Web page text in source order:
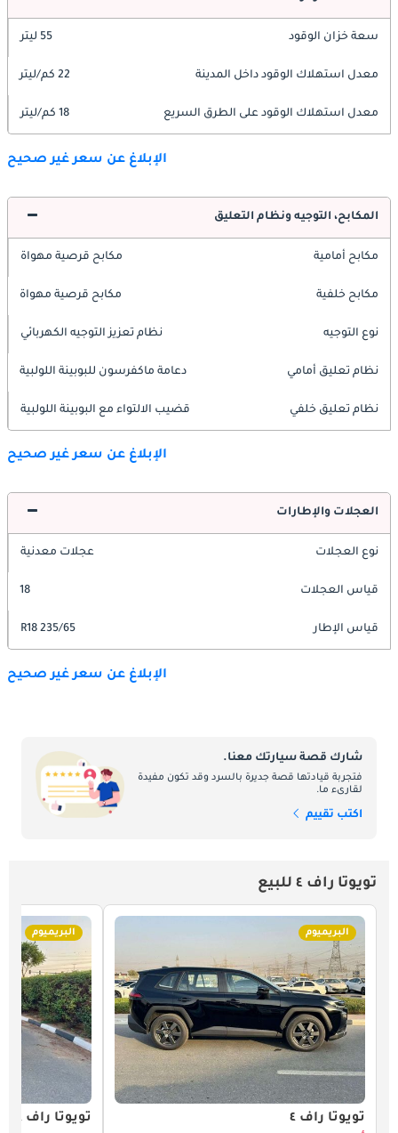
سعة خزان الوقود 55 ليتر
معدل استهلاك الوقود داخل المدينة 22 كم/ليتر
معدل استهلاك الوقود على الطرق السريع 18 كم/ليتر
الإبلاغ عن سعر غير صحيح
المكابح، التوجيه ونظام التعليق
مكابح أمامية مكابح قرصية مهواة
مكابح خلفية مكابح قرصية مهواة
نوع التوجيه نظام تعزيز التوجيه الكهربائي
نظام تعليق أمامي دعامة ماكفرسون للبوبينة اللولبية
نظام تعليق خلفي قضيب الالتواء مع البوبينة اللولبية
الإبلاغ عن سعر غير صحيح
العجلات والإطارات
نوع العجلات عجلات معدنية
قياس العجلات 18
قياس الإطار 235/65 R18
الإبلاغ عن سعر غير صحيح
شارك قصة سيارتك معنا.
فتجربة قيادتها قصة جديرة بالسرد وقد تكون مفيدة
لقارىء ما.
اكتب تقييم
تويوتا راف ٤ للبيع
البريميوم
تويوتا راف ٤
البريميوم
تويوتا راف ٤